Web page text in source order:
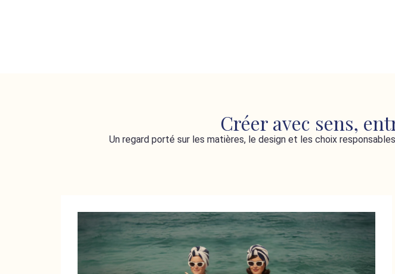
Créer avec sens,
Un regard porté sur les matières, le design et les choix